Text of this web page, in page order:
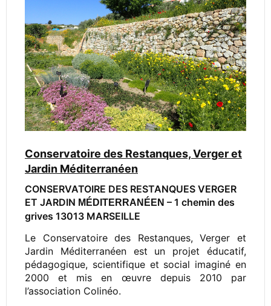
Conservatoire des Restanques, Verger et
Jardin Méditerranéen
CONSERVATOIRE DES RESTANQUES VERGER
ET JARDIN MÉDITERRANÉEN – 1 chemin des
grives 13013 MARSEILLE
Le Conservatoire des Restanques, Verger et
Jardin Méditerranéen est un projet éducatif,
pédagogique, scientifique et social imaginé en
2000 et mis en œuvre depuis 2010 par
l’association Colinéo.